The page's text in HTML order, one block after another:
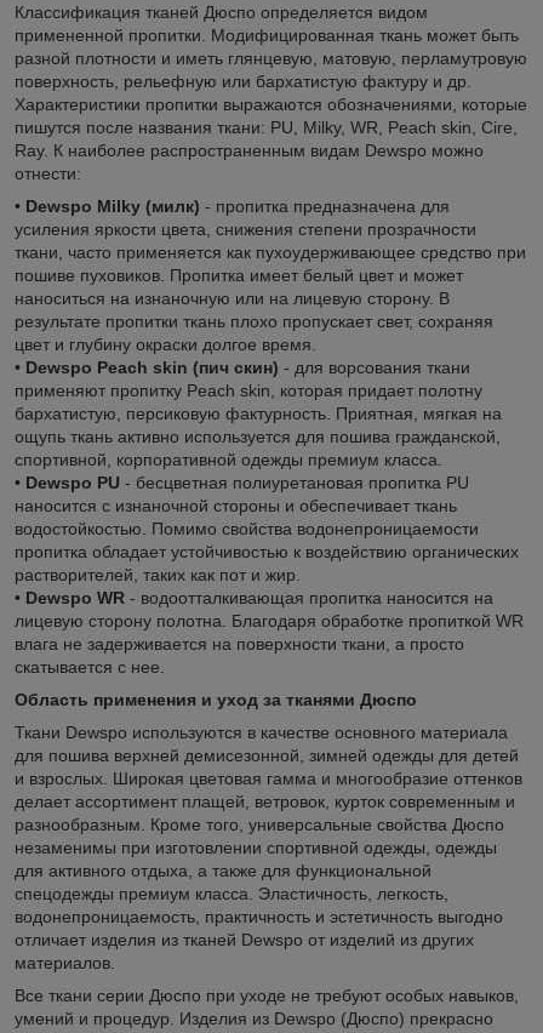
Классификация тканей Дюспо определяется видом
примененной пропитки. Модифицированная ткань может быть
разной плотности и иметь глянцевую, матовую, перламутровую
поверхность, рельефную или бархатистую фактуру и др.
Характеристики пропитки выражаются обозначениями, которые
пишутся после названия ткани: PU, Milky, WR, Peach skin, Cire,
Ray. К наиболее распространенным видам Dewspo можно
отнести:
• Dewspo Milky (милк) - пропитка предназначена для
усиления яркости цвета, снижения степени прозрачности
ткани, часто применяется как пухоудерживающее средство при
пошиве пуховиков. Пропитка имеет белый цвет и может
наноситься на изнаночную или на лицевую сторону. В
результате пропитки ткань плохо пропускает свет, сохраняя
цвет и глубину окраски долгое время.
• Dewspo Peach skin (пич скин) - для ворсования ткани
применяют пропитку Peach skin, которая придает полотну
бархатистую, персиковую фактурность. Приятная, мягкая на
ощупь ткань активно используется для пошива гражданской,
спортивной, корпоративной одежды премиум класса.
• Dewspo PU - бесцветная полиуретановая пропитка PU
наносится с изнаночной стороны и обеспечивает ткань
водостойкостью. Помимо свойства водонепроницаемости
пропитка обладает устойчивостью к воздействию органических
растворителей, таких как пот и жир.
• Dewspo WR - водоотталкивающая пропитка наносится на
лицевую сторону полотна. Благодаря обработке пропиткой WR
влага не задерживается на поверхности ткани, а просто
скатывается с нее.
Область применения и уход за тканями Дюспо
Ткани Dewspo используются в качестве основного материала
для пошива верхней демисезонной, зимней одежды для детей
и взрослых. Широкая цветовая гамма и многообразие оттенков
делает ассортимент плащей, ветровок, курток современным и
разнообразным. Кроме того, универсальные свойства Дюспо
незаменимы при изготовлении спортивной одежды, одежды
для активного отдыха, а также для функциональной
спецодежды премиум класса. Эластичность, легкость,
водонепроницаемость, практичность и эстетичность выгодно
отличает изделия из тканей Dewspo от изделий из других
материалов.
Все ткани серии Дюспо при уходе не требуют особых навыков,
умений и процедур. Изделия из Dewspo (Дюспо) прекрасно